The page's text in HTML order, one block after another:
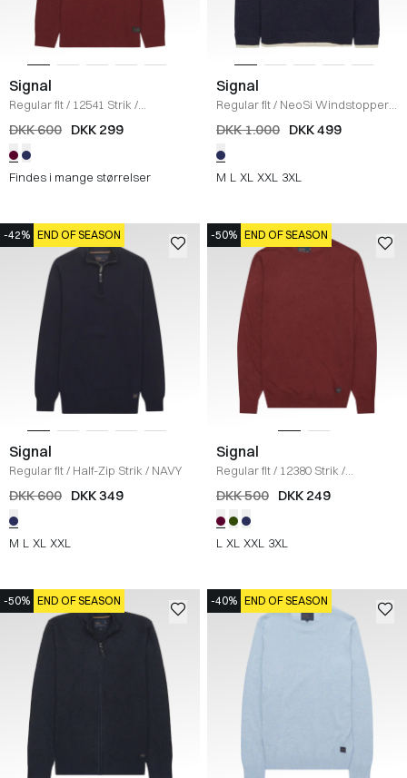
Signal
Regular fit/ 12541 Strik /
BORDEAUX
DKK 600 DKK 299
Findes i mange størrelser
Signal
Regular fit/ NeoSi Windstopper
NAVY
DKK 1.000 DKK 499
M L XL XXL 3XL
-42% END OF SEASON
Signal
Regular fit/ Half-Zip Strik / NAVY
DKK 600 DKK 349
M L XL XXL
-50% END OF SEASON
Signal
Regular fit/ 12380 Strik /
BORDEAUX
DKK 500 DKK 249
L XL XXL 3XL
-50% END OF SEASON -40% END OF SEASON